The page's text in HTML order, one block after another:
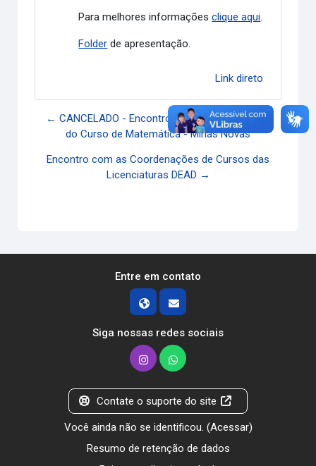
Para melhores informaçõesclique aqui
Folder de apresentação.
Link direto
← CANCELADO - Encontro com a Coordenação
do Curso de Matemática - Minas Novas
Encontro com as Coordenações de Cursos das
Licenciaturas DEAD →
Entre em contato
Siga nossas redes sociais
Contate o suporte do site
Você ainda não se identificou. (Acessar)
Resumo de retenção de dados